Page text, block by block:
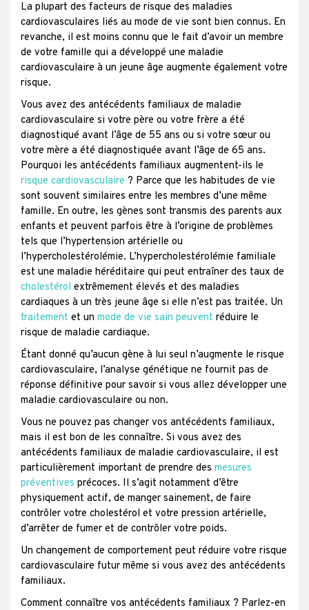
La plupart des facteurs de risque des maladies
cardiovasculaires liés au mode de vie sont bien connus. En
revanche, il est moins connu que le fait d’avoir un membre
de votre famille qui a développé une maladie
cardiovasculaire à un jeune âge augmente également votre
risque.
Vous avez des antécédents familiaux de maladie
cardiovasculaire si votre père ou votre frère a été
diagnostiqué avant l’âge de 55 ans ou si votre sœur ou
votre mère a été diagnostiquée avant l’âge de 65 ans.
Pourquoi les antécédents familiaux augmentent-ils le
risque cardiovasculaire ? Parce que les habitudes de vie
sont souvent similaires entre les membres d’une même
famille. En outre, les gènes sont transmis des parents aux
enfants et peuvent parfois être à l’origine de problèmes
tels que l’hypertension artérielle ou
l’hypercholestérolémie. L’hypercholestérolémie familiale
est une maladie héréditaire qui peut entraîner des taux de
cholestérol extrêmement élevés et des maladies
cardiaques à un très jeune âge si elle n’est pas traitée. Un
traitement et un mode de vie sain peuvent réduire le
risque de maladie cardiaque.
Étant donné qu’aucun gène à lui seul n’augmente le risque
cardiovasculaire, l’analyse génétique ne fournit pas de
réponse définitive pour savoir si vous allez développer une
maladie cardiovasculaire ou non.
Vous ne pouvez pas changer vos antécédents familiaux,
mais il est bon de les connaître. Si vous avez des
antécédents familiaux de maladie cardiovasculaire, il est
particulièrement important de prendre des mesures
préventives précoces. Il s’agit notamment d’être
physiquement actif, de manger sainement, de faire
contrôler votre cholestérol et votre pression artérielle,
d’arrêter de fumer et de contrôler votre poids.
Un changement de comportement peut réduire votre risque
cardiovasculaire futur même si vous avez des antécédents
familiaux.
Comment connaître vos antécédents familiaux ? Parlez-en